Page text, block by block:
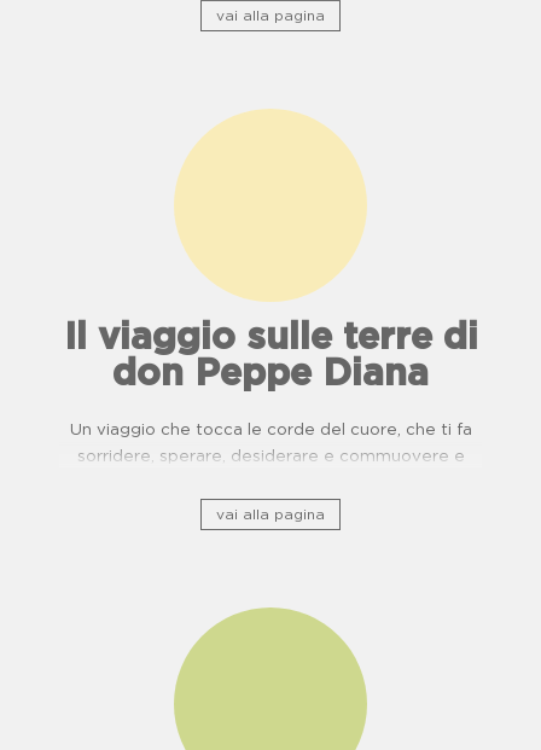
vai alla pagina
Il viaggio sulle terre di
don Peppe Diana
Un viaggio che tocca le corde del cuore, che ti fa
sorridere, sperare, desiderare e commuovere e
di usanze, cucina e buone pratiche.
vai alla pagina